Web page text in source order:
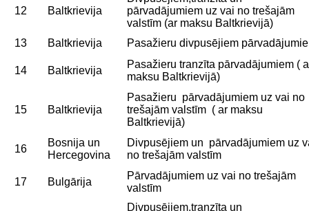
12 Baltkrievija
pārvadājumiem uz vai no trešajām
valstīm (ar maksu Baltkrievijā)
13
Baltkrievija Pasažieru divpusējiem
14 Baltkrievija
Pasažieru tranzīta pārvadājumiem (
maksu Baltkrievijā)
15 Baltkrievija
Pasažieru pārvadājumiem uz vai no
trešajām valstīm ( ar maksu
Baltkrievijā)
16
Bosnija un
Hercegovina
Divpusējiem un pārvadājumiem uz
no trešajām valstīm
17 Bulgārija
Pārvadājumiem uz vai no trešajām
valstīm
Divpusējiem,tranzīta un